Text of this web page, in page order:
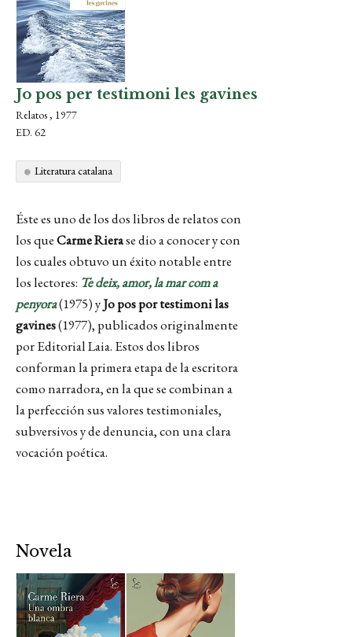
Jo pos per testimoni les gavines
Relatos , 1977
ED. 62
Literatura catalana
Éste es uno de los dos libros de relatos con
los queCarmeRierase dio a conocer y con
los cuales obtuvo un éxito notable entre
los lectores: Te deix, amor, la mar com a
penyora(1975) yJopospor testimoni las
gavines(1977), publicados originalmente
por EditorialLaia. Estos dos libros
conforman la primera etapa de la escritora
como narradora, en la que se combinan a
la perfección sus valores testimoniales,
subversivos y de denuncia, con una clara
vocación poética.
Novela